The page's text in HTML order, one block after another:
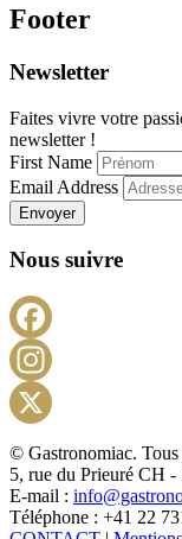
Footer
Newsletter
Faites vivre votre
newsletter !
First Name
Email Address
Envoyer
Nous suivre
© Gastronomiac. Tous
5, rue du Prieuré CH -
E-mail :
Téléphone : +41 22